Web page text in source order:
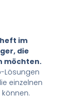
im
die
möchten.
Lösungen
einzelnen